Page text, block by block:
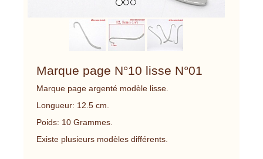
Marque page N°10 lisse N°01
Marque page argenté modèle lisse.
Longueur: 12.5 cm.
Poids: 10 Grammes.
Existe plusieurs modèles différents.